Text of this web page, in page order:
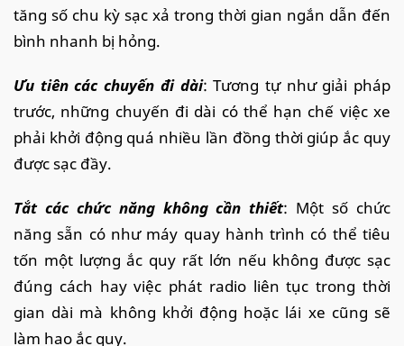
tăng số chu kỳ sạc xả trong thời gian ngắn dẫn đến
bình nhanh bị hỏng.
Ưu tiên các chuyến đi dài: Tương tự như giải pháp
trước, những chuyến đi dài có thể hạn chế việc xe
phải khởi động quá nhiều lần đồng thời giúp ắc quy
được sạc đầy.
Tắt các chức năng không cần thiết: Một số chức
năng sẵn có như máy quay hành trình có thể tiêu
tốn một lượng ắc quy rất lớn nếu không được sạc
đúng cách hay việc phát radio liên tục trong thời
gian dài mà không khởi động hoặc lái xe cũng sẽ
làm hao ắc quy.